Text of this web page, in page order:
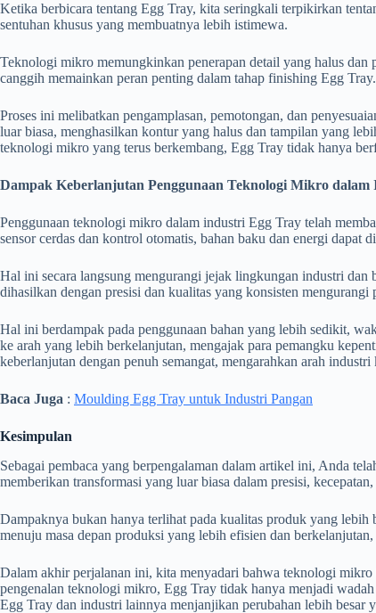
Ketika berbicara tentang Egg Tray, kita seringkali terpikirkan
sentuhan khusus yang membuatnya lebih istimewa.
Teknologi mikro memungkinkan penerapan detail yang halus
canggih memainkan peran penting dalam tahap finishing Egg Tray.
Proses ini melibatkan pengamplasan, pemotongan, dan
luar biasa, menghasilkan kontur yang halus dan tampilan yang
teknologi mikro yang terus berkembang, Egg Tray tidak hanya
Dampak Keberlanjutan Penggunaan Teknologi Mikro
Penggunaan teknologi mikro dalam industri Egg Tray telah
sensor cerdas dan kontrol otomatis, bahan baku dan energi
Hal ini secara langsung mengurangi jejak lingkungan industri
dihasilkan dengan presisi dan kualitas yang konsisten
Hal ini berdampak pada penggunaan bahan yang lebih sedikit,
ke arah yang lebih berkelanjutan, mengajak para pemangku
keberlanjutan dengan penuh semangat, mengarahkan arah
Baca Juga : Moulding Egg Tray untuk Industri Pangan
Kesimpulan
Sebagai pembaca yang berpengalaman dalam artikel ini, Anda
memberikan transformasi yang luar biasa dalam presisi,
Dampaknya bukan hanya terlihat pada kualitas produk yang
menuju masa depan produksi yang lebih efisien dan
Dalam akhir perjalanan ini, kita menyadari bahwa teknologi
pengenalan teknologi mikro, Egg Tray tidak hanya menjadi
Egg Tray dan industri lainnya menjanjikan perubahan lebih